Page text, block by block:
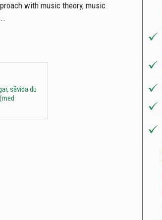
with music theory, music
såvida du